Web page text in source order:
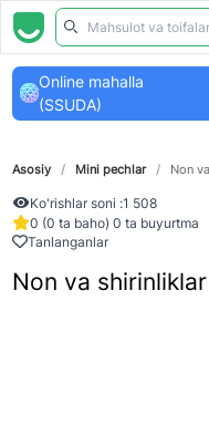
Online mahalla
(SSUDA)
Asosiy / Mini pechlar / Non
Ko'rishlar soni :1 508
0 (0 ta baho) 0 ta buyurtma
Tanlanganlar
Non va